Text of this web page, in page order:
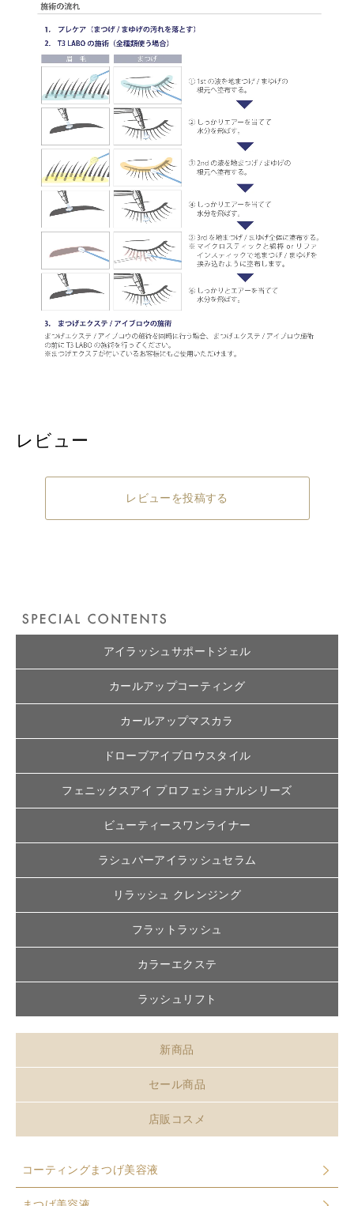
レビュー
レビューを投稿する
アイラッシュサポートジェル
カールアップコーティング
カールアップマスカラ
ドローブアイブロウスタイル
フェニックスアイ プロフェショナルシリーズ
ビューティースワンライナー
ラシュパーアイラッシュセラム
リラッシュ クレンジング
フラットラッシュ
カラーエクステ
ラッシュリフト
新商品
セール商品
店販コスメ
コーティングまつげ美容液